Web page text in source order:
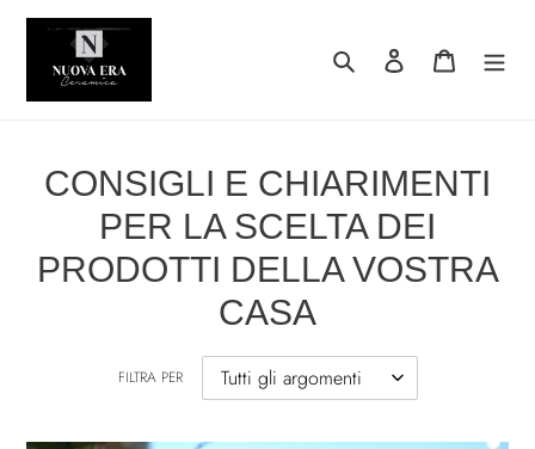
direttamente
contenuti
Cerca Accedi Carrello
CONSIGLI E CHIARIMENTI
PER LA SCELTA DEI
PRODOTTI DELLA VOSTRA
CASA
FILTRA PER